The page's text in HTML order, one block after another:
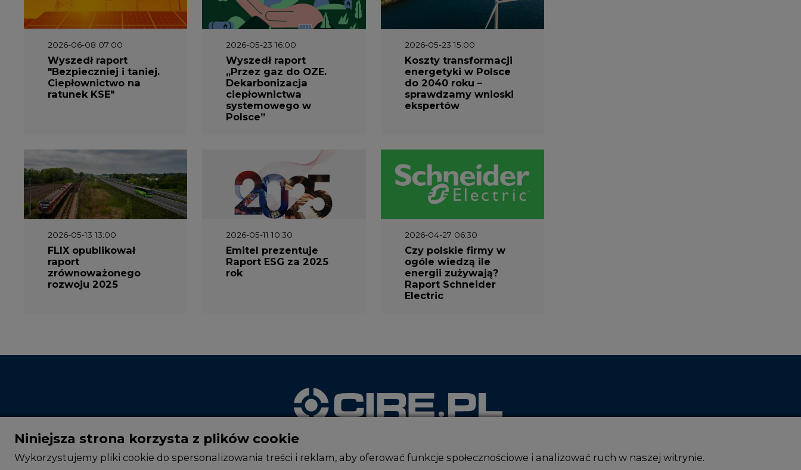
2026-06-08 07:00
Wyszedł raport
"Bezpieczniej i taniej.
Ciepłownictwo na
ratunek KSE"
2026-05-23 16:00
Wyszedł raport
„Przez gaz do OZE.
Dekarbonizacja
ciepłownictwa
systemowego w
Polsce”
2026-05-23 15:00
Koszty transformacji
energetyki w Polsce
do 2040 roku –
sprawdzamy wnioski
ekspertów
2026-05-13 13:00
FLIX opublikował
raport
zrównoważonego
rozwoju 2025
2026-05-11 10:30
Emitel prezentuje
Raport ESG za 2025
rok
2026-04-27 06:30
Czy polskie firmy w
ogóle wiedzą ile
energii zużywają?
Raport Schneider
Electric
Niniejsza strona korzysta z plików cookie
Wykorzystujemy pliki cookie do spersonalizowania treści i reklam, aby oferować funkcje społecznościowe i analizować ruch w naszej witrynie.